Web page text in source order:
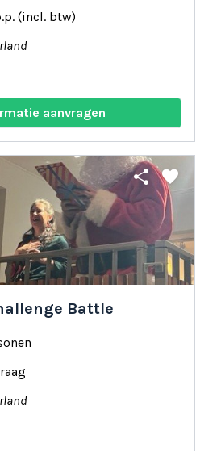
(incl. btw)
aanvragen
share favorite
Battle